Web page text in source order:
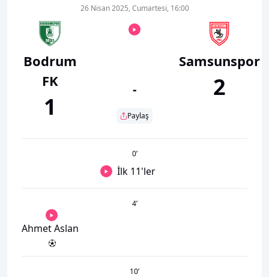
Bodrum
FK
1
26 Nisan 2025, Cumartesi, 16:00
-
Paylaş
Samsunspor
2
0’
İlk 11'ler
4’
Ahmet Aslan
10’